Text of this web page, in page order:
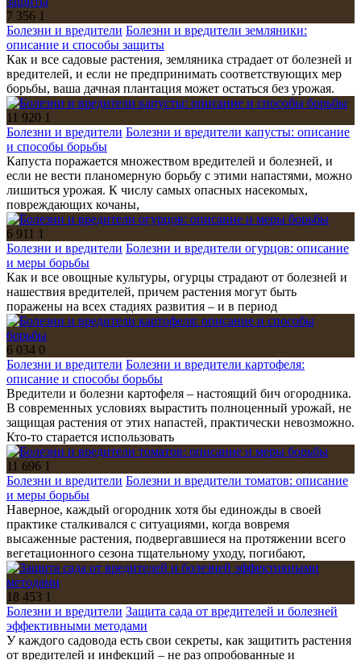
7 356 1
Болезни и вредители Болезни и вредители земляники:
описание и способы защиты
Как и все садовые растения, земляника страдает от болезней и
вредителей, и если не предпринимать соответствующих мер
борьбы, ваша дачная плантация может остаться без урожая.
11 920 1
Болезни и вредители Болезни и вредители капусты: описание
и способы борьбы
Капуста поражается множеством вредителей и болезней, и
если не вести планомерную борьбу с этими напастями, можно
лишиться урожая. К числу самых опасных насекомых,
повреждающих кочаны,
6 911 1
Болезни и вредители Болезни и вредители огурцов: описание
и меры борьбы
Как и все овощные культуры, огурцы страдают от болезней и
нашествия вредителей, причем растения могут быть
поражены на всех стадиях развития – и в период
6 034 0
Болезни и вредители Болезни и вредители картофеля:
описание и способы борьбы
Вредители и болезни картофеля – настоящий бич огородника.
В современных условиях вырастить полноценный урожай, не
защищая растения от этих напастей, практически невозможно.
Кто-то старается использовать
11 696 1
Болезни и вредители Болезни и вредители томатов: описание
и меры борьбы
Наверное, каждый огородник хотя бы единожды в своей
практике сталкивался с ситуациями, когда вовремя
высаженные растения, подвергавшиеся на протяжении всего
вегетационного сезона тщательному уходу, погибают,
18 453 1
Болезни и вредители Защита сада от вредителей и болезней
эффективными методами
У каждого садовода есть свои секреты, как защитить растения
от вредителей и инфекций – не раз опробованные и